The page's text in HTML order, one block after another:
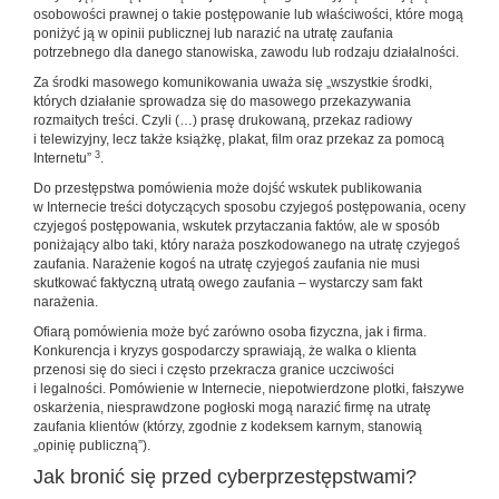
osobowości prawnej o takie postępowanie lub właściwości, które mogą
poniżyć ją w opinii publicznej lub narazić na utratę zaufania
potrzebnego dla danego stanowiska, zawodu lub rodzaju działalności.
Za środki masowego komunikowania uważa się „wszystkie środki,
których działanie sprowadza się do masowego przekazywania
rozmaitych treści. Czyli (…) prasę drukowaną, przekaz radiowy
i telewizyjny, lecz także książkę, plakat, film oraz przekaz za pomocą
Internetu” 3.
Do przestępstwa pomówienia może dojść wskutek publikowania
w Internecie treści dotyczących sposobu czyjegoś postępowania, oceny
czyjegoś postępowania, wskutek przytaczania faktów, ale w sposób
poniżający albo taki, który naraża poszkodowanego na utratę czyjegoś
zaufania. Narażenie kogoś na utratę czyjegoś zaufania nie musi
skutkować faktyczną utratą owego zaufania – wystarczy sam fakt
narażenia.
Ofiarą pomówienia może być zarówno osoba fizyczna, jak i firma.
Konkurencja i kryzys gospodarczy sprawiają, że walka o klienta
przenosi się do sieci i często przekracza granice uczciwości
i legalności. Pomówienie w Internecie, niepotwierdzone plotki, fałszywe
oskarżenia, niesprawdzone pogłoski mogą narazić firmę na utratę
zaufania klientów (którzy, zgodnie z kodeksem karnym, stanowią
„opinię publiczną”).
Jak bronić się przed cyberprzestępstwami?